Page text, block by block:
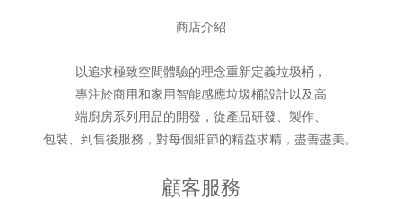
商店介紹
以追求極致空間體驗的理念重新定義垃圾桶，
專注於商用和家用智能感應垃圾桶設計以及高
端廚房系列用品的開發，從產品研發、製作、
包裝、到售後服務，對每個細節的精益求精，盡善盡美。
顧客服務